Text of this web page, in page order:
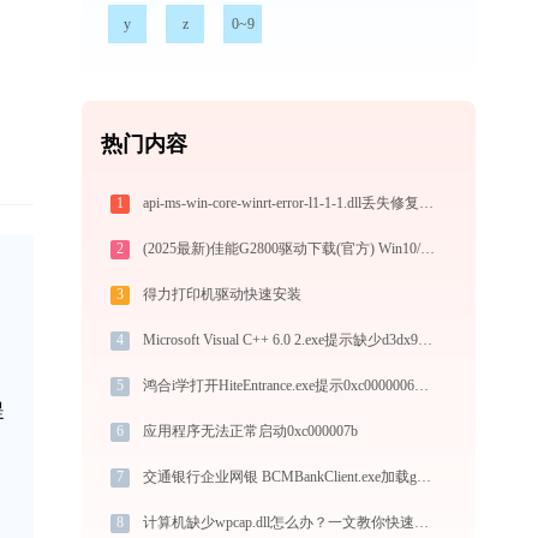
y z 0~9
热门内容
1 api-ms-win-core-winrt-error-l1-1-1.dll丢失修复指南 - 解决程序无法启动报错
2 (2025最新)佳能G2800驱动下载(官方) Win10/Win11支持
3 得力打印机驱动快速安装
4 Microsoft Visual C++ 6.0 2.exe提示缺少d3dx9_43.dll文件的解决办法
5 鸿合i学打开HiteEntrance.exe提示0xc0000006错误码怎么办
6 应用程序无法正常启动0xc000007b
7 交通银行企业网银 BCMBankClient.exe加载gdiplus.dll文件丢失处理办法
8 计算机缺少wpcap.dll怎么办？一文教你快速解决 - 金山毒霸